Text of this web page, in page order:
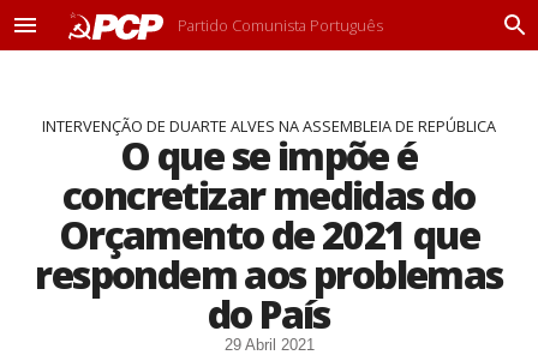
M
Partido Comunista Português
P
INTERVENÇÃO DE DUARTE ALVES NA ASSEMBLEIA DE REPÚBLICA
O que se impõe é
concretizar medidas do
Orçamento de 2021 que
respondem aos problemas
do País
29 Abril 2021